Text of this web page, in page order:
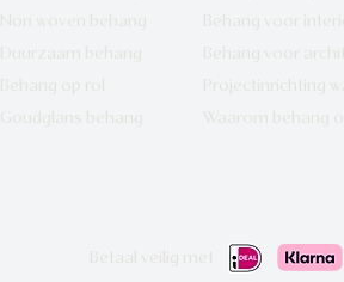
Non woven behang
Duurzaam behang
Behang op rol
Goudglans behang
Behang voor
Behang voor
Projectinrichting
Waarom behang
Betaal veilig met